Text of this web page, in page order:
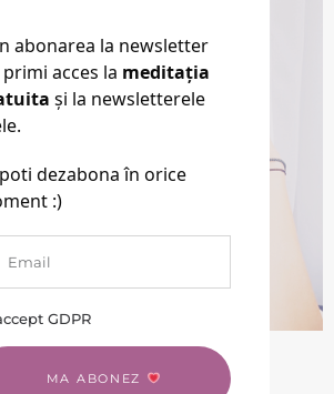
abonarea la newsletter
acces la meditația
și la newsletterele
dezabona în orice
:)
GDPR
MA ABONEZ